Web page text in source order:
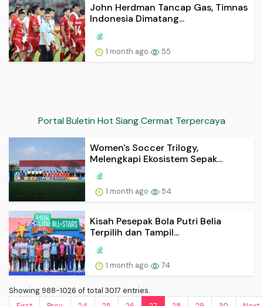
John Herdman Tancap Gas, Timnas
Indonesia Dimatang...
1 month ago 55
Portal Buletin Hot Siang Cermat Terpercaya
Women's Soccer Trilogy,
Melengkapi Ekosistem Sepak...
1 month ago 54
Kisah Pesepak Bola Putri Belia
Terpilih dan Tampil...
1 month ago 74
Showing 988-1026 of total 3017 entries.